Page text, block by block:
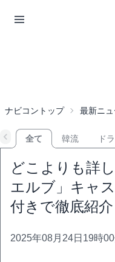
ナビコントップ 最新ニュ
全て 韓流 ド
どこよりも詳
エルブ」キャ
付きで徹底紹介
2025年08月24日19時